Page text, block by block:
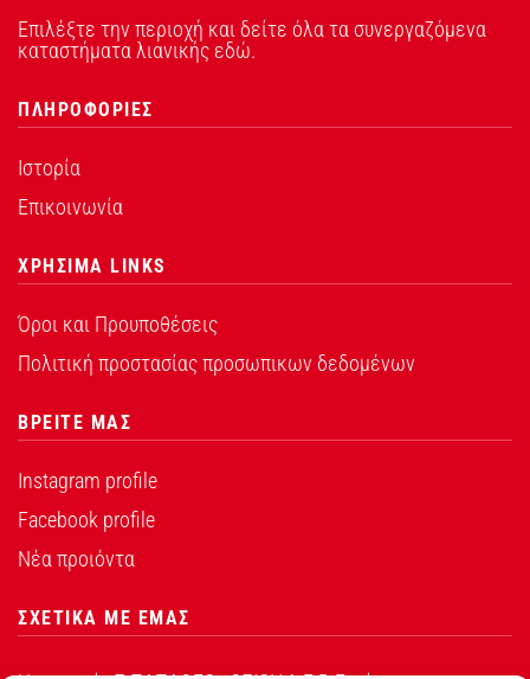
Επιλέξτε την περιοχή και δείτε όλα τα συνεργαζόμενα
καταστήματα λιανικής εδώ.
ΠΛΗΡΟΦΟΡΙΕΣ
Ιστορία
Επικοινωνία
ΧΡΗΣΙΜΑ LINKS
Όροι και Προυποθέσεις
Πολιτική προστασίας προσωπικων δεδομένων
ΒΡΕΙΤΕ ΜΑΣ
Instagram profile
Facebook profile
Νέα προιόντα
ΣΧΕΤΙΚΑ ΜΕ ΕΜΑΣ